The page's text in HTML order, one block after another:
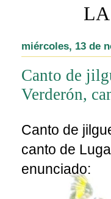
miércoles, 13 de
Canto de
Verderón,
Canto de
canto de
enunciado: